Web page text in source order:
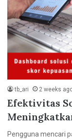
tb_ari 2 weeks
Efektivitas
Pengguna mencari